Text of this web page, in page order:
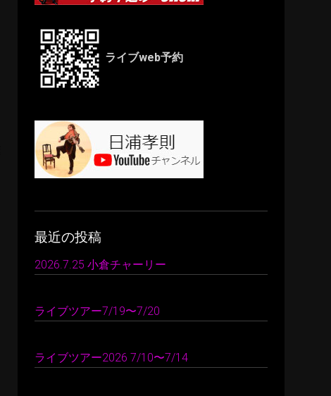
ライブweb予約
最近の投稿
2026.7.25 小倉チャーリー
ライブツアー7/19〜7/20
ライブツアー2026 7/10〜7/14